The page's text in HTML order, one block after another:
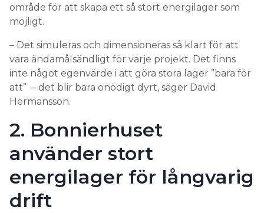
område för att skapa ett så stort energilager som
möjligt.
– Det simuleras och dimensioneras så klart för att
vara ändamålsändligt för varje projekt. Det finns
inte något egenvärde i att göra stora lager ”bara för
att” – det blir bara onödigt dyrt, säger David
Hermansson.
2. Bonnierhuset
använder stort
energilager för långvarig
drift